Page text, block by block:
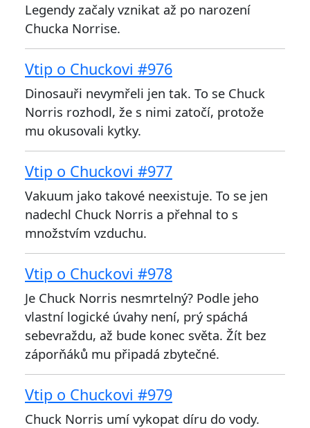
Legendy začaly vznikat až po narození
Chucka Norrise.
Vtip o Chuckovi #976
Dinosauři nevymřeli jen tak. To se Chuck
Norris rozhodl, že s nimi zatočí, protože
mu okusovali kytky.
Vtip o Chuckovi #977
Vakuum jako takové neexistuje. To se jen
nadechl Chuck Norris a přehnal to s
množstvím vzduchu.
Vtip o Chuckovi #978
Je Chuck Norris nesmrtelný? Podle jeho
vlastní logické úvahy není, prý spáchá
sebevraždu, až bude konec světa. Žít bez
záporňáků mu připadá zbytečné.
Vtip o Chuckovi #979
Chuck Norris umí vykopat díru do vody.